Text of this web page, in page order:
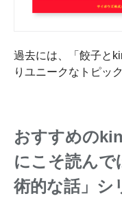
過去には、「餃子と
りユニークなトピック
おすすめの
にこそ読ん
術的な話」シ